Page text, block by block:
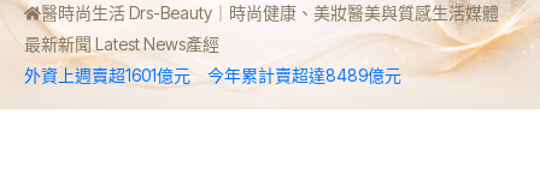
醫時尚生活 Drs-Beauty｜時尚健康、美妝醫美與質感生活媒體
最新新聞 Latest News產經
外資上週賣超1601億元 今年累計賣超達8489億元